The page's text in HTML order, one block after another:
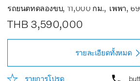
รถยนต์ทดลองขับ 11,000 กม. ไฟฟ้า
THB 3,590,000
รายละเอียดทั้งหมด
รายการโปรด